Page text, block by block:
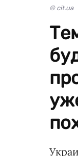
© cit.ua